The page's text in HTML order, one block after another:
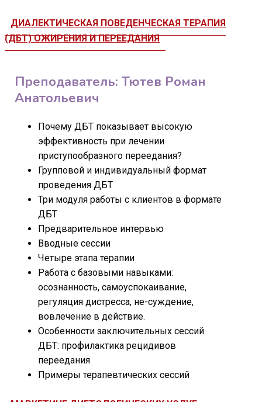
ДИАЛЕКТИЧЕСКАЯ ПОВЕДЕНЧЕСКАЯ ТЕРАПИЯ
(ДБТ) ОЖИРЕНИЯ И ПЕРЕЕДАНИЯ
Преподаватель: Тютев Роман
Анатольевич
Почему ДБТ показывает высокую
эффективность при лечении
приступообразного переедания?
Групповой и индивидуальный формат
проведения ДБТ
Три модуля работы с клиентов в формате
ДБТ
Предварительное интервью
Вводные сессии
Четыре этапа терапии
Работа с базовыми навыками:
осознанность, самоуспокаивание,
регуляция дистресса, не-суждение,
вовлечение в действие.
Особенности заключительных сессий
ДБТ: профилактика рецидивов
переедания
Примеры терапевтических сессий